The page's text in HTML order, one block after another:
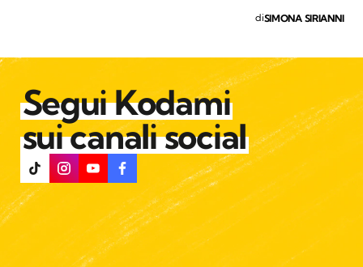
diSIMONA SIRIANNI
Segui Kodami
sui canali social